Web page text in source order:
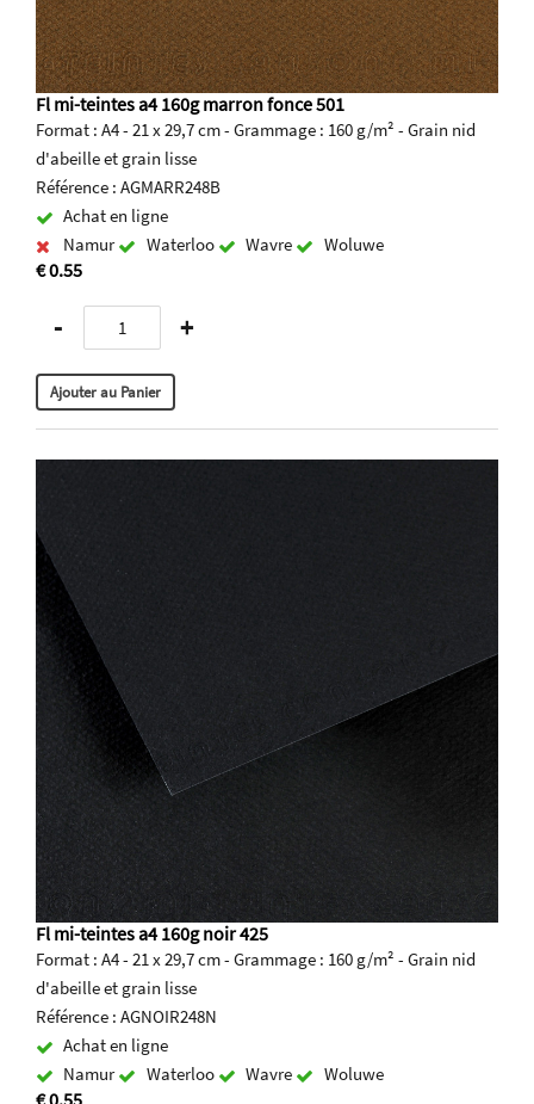
Fl mi-teintes a4 160g marron fonce 501
Format : A4 - 21 x 29,7 cm - Grammage : 160 g/m² - Grain nid
d'abeille et grain lisse
Référence : AGMARR248B
Achat en ligne
Namur
Waterloo Wavre Woluwe
€ 0.55
- +
Fl mi-teintes a4 160g noir 425
Format : A4 - 21 x 29,7 cm - Grammage : 160 g/m² - Grain nid
d'abeille et grain lisse
Référence : AGNOIR248N
Achat en ligne
Namur
Waterloo Wavre Woluwe